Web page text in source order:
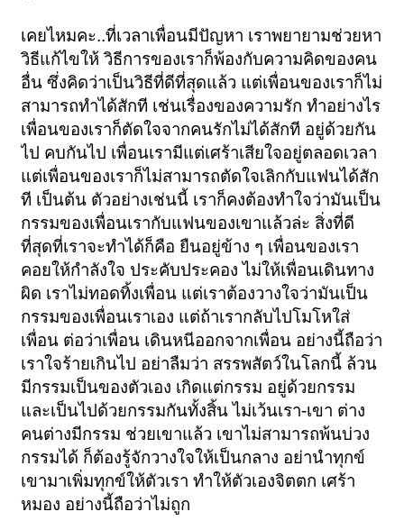
เคยไหมคะ..ที่เวลาเพื่อนมีปัญหา เราพยายามช่วยหา
วิธีแก้ไขให้ วิธีการของเราก็พ้องกับความคิดของคน
อื่น ซึ่งคิดว่าเป็นวิธีที่ดีที่สุดแล้ว แต่เพื่อนของเราก็ไม่
สามารถทำได้สักที เช่นเรื่องของความรัก ทำอย่างไร
เพื่อนของเราก็ตัดใจจากคนรักไม่ได้สักที อยู่ด้วยกัน
ไป คบกันไป เพื่อนเรามีแต่เศร้าเสียใจอยู่ตลอดเวลา
แต่เพื่อนของเราก็ไม่สามารถตัดใจเลิกกับแฟนได้สัก
ที เป็นต้น ตัวอย่างเช่นนี้ เราก็คงต้องทำใจว่ามันเป็น
กรรมของเพื่อนเรากับแฟนของเขาแล้วล่ะ สิ่งที่ดี
ที่สุดที่เราจะทำได้ก็คือ ยืนอยู่ข้าง ๆ เพื่อนของเรา
คอยให้กำลังใจ ประคับประคอง ไม่ให้เพื่อนเดินทาง
ผิด เราไม่ทอดทิ้งเพื่อน แต่เราต้องวางใจว่ามันเป็น
กรรมของเพื่อนเราเอง แต่ถ้าเรากลับไปโมโหใส่
เพื่อน ต่อว่าเพื่อน เดินหนีออกจากเพื่อน อย่างนี้ถือว่า
เราใจร้ายเกินไป อย่าลืมว่า สรรพสัตว์ในโลกนี้ ล้วน
มีกรรมเป็นของตัวเอง เกิดแต่กรรม อยู่ด้วยกรรม
และเป็นไปด้วยกรรมกันทั้งสิ้น ไม่เว้นเรา-เขา ต่าง
คนต่างมีกรรม ช่วยเขาแล้ว เขาไม่สามารถพ้นบ่วง
กรรมได้ ก็ต้องรู้จักวางใจให้เป็นกลาง อย่านำทุกข์
เขามาเพิ่มทุกข์ให้ตัวเรา ทำให้ตัวเองจิตตก เศร้า
หมอง อย่างนี้ถือว่าไม่ถูก